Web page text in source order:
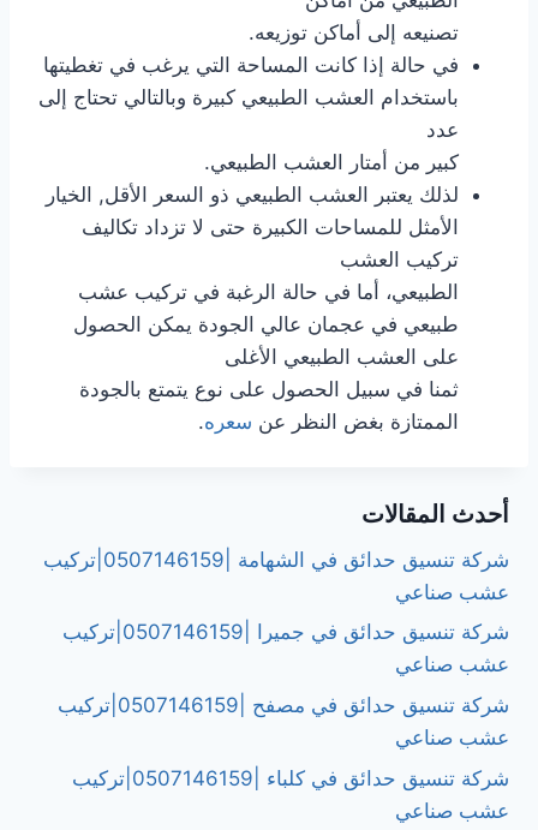
تصنيعه إلى أماكن توزيعه.
في حالة إذا كانت المساحة التي يرغب في تغطيتها
باستخدام العشب الطبيعي كبيرة وبالتالي تحتاج إلى
عدد
كبير من أمتار العشب الطبيعي.
لذلك يعتبر العشب الطبيعي ذو السعر الأقل, الخيار
الأمثل للمساحات الكبيرة حتى لا تزداد تكاليف
تركيب العشب
الطبيعي، أما في حالة الرغبة في تركيب عشب
طبيعي في عجمان عالي الجودة يمكن الحصول
على العشب الطبيعي الأغلى
ثمنا في سبيل الحصول على نوع يتمتع بالجودة
الممتازة بغض النظر عن سعره.
أحدث المقالات
شركة تنسيق حدائق في الشهامة |0507146159|تركيب
عشب صناعي
شركة تنسيق حدائق في جميرا |0507146159|تركيب
عشب صناعي
شركة تنسيق حدائق في مصفح |0507146159|تركيب
عشب صناعي
شركة تنسيق حدائق في كلباء |0507146159|تركيب
عشب صناعي